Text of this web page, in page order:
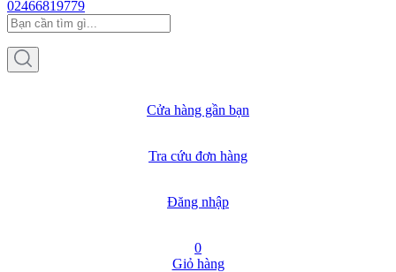
02466819779
Cửa hàng gần bạn
Tra cứu đơn hàng
Đăng nhập
0
Giỏ hàng